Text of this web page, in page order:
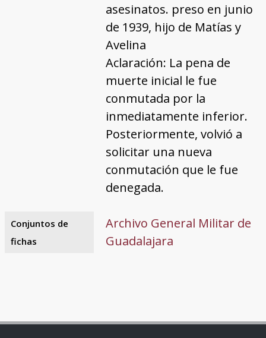
asesinatos. preso en junio
de 1939, hijo de Matías y
Avelina
Aclaración: La pena de
muerte inicial le fue
conmutada por la
inmediatamente inferior.
Posteriormente, volvió a
solicitar una nueva
conmutación que le fue
denegada.
Conjuntos de
fichas
Archivo General Militar de
Guadalajara